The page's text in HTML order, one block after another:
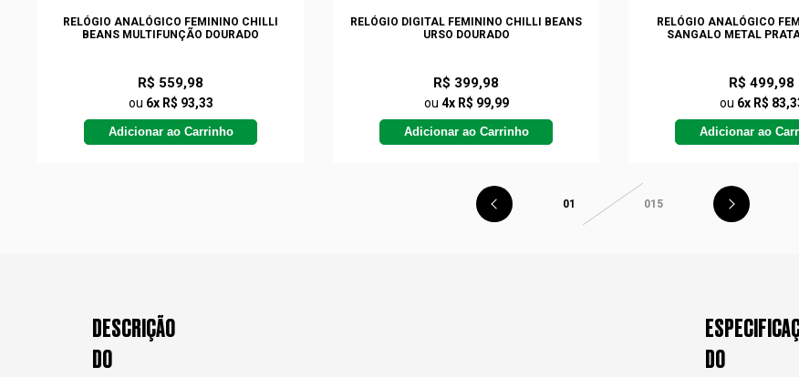
RELÓGIO ANALÓGICO FEMININO CHILLI
BEANS MULTIFUNÇÃO DOURADO
R$ 559,98
ou 6x R$ 93,33
Adicionar ao Carrinho
RELÓGIO DIGITAL FEMININO CHILLI BEANS
URSO DOURADO
R$ 399,98
ou 4x R$ 99,99
Adicionar ao Carrinho
RELÓGIO ANALÓGICO
SANGALO METAL
R$ 499,98
ou 6x R$
Adicionar ao
01 015
DESCRIÇÃO
DO
DO